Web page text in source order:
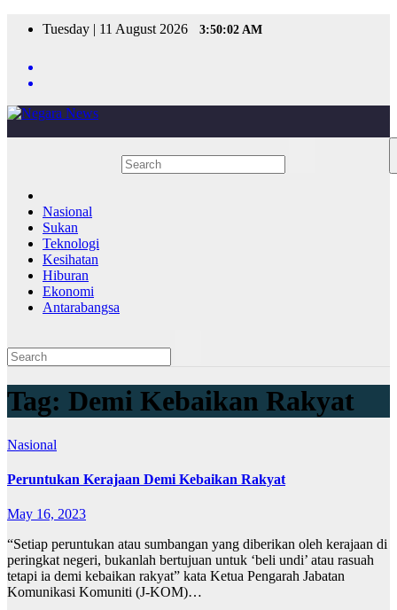
Tuesday | 11 August 2026 3:50:02 AM
Nasional
Sukan
Teknologi
Kesihatan
Hiburan
Ekonomi
Antarabangsa
Tag: Demi Kebaikan Rakyat
Nasional
Peruntukan Kerajaan Demi Kebaikan Rakyat
May 16, 2023
“Setiap peruntukan atau sumbangan yang diberikan oleh kerajaan di
peringkat negeri, bukanlah bertujuan untuk ‘beli undi’ atau rasuah
tetapi ia demi kebaikan rakyat” kata Ketua Pengarah Jabatan
Komunikasi Komuniti (J-KOM)…